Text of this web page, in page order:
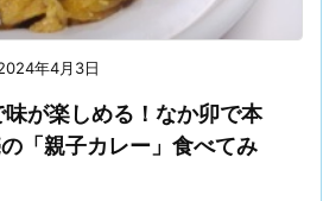
年4月3日
味が楽しめる！なか卯で本
「親子カレー」食べてみ